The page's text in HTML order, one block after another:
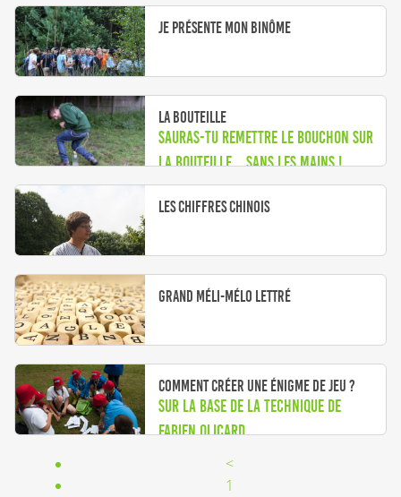
Je présente mon binôme
La bouteille
Sauras-tu remettre le bouchon sur
la bouteille... sans les mains !
Les chiffres chinois
Grand Méli-Mélo Lettré
Comment créer une énigme de jeu ?
sur la base de la technique de
Fabien Olicard
<
1